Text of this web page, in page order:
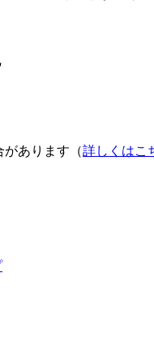
あります（詳しくはこ